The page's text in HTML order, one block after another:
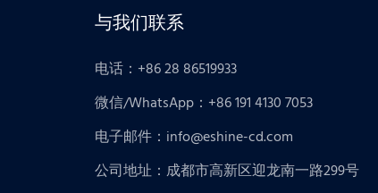
与我们联系
电话：+86 28 86519933
微信/WhatsApp：+86 191 4130 7053
电子邮件： info@eshine-cd.com
公司地址：成都市高新区迎龙南一路299号